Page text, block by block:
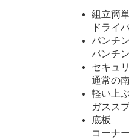
組立簡
ドライ
パンチ
パンチ
セキュ
通常の
軽い上
ガスス
底板
コーナ